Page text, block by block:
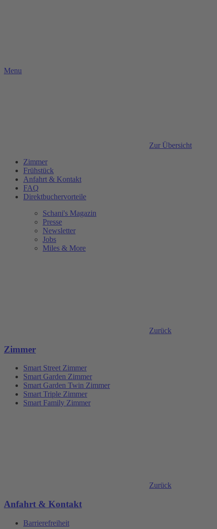
Menu
Zur Übersicht
Zimmer
Frühstück
Anfahrt & Kontakt
FAQ
Direktbuchervorteile
Schani's Magazin
Presse
Newsletter
Jobs
Miles & More
Zurück
Zimmer
Smart Street Zimmer
Smart Garden Zimmer
Smart Garden Twin Zimmer
Smart Triple Zimmer
Smart Family Zimmer
Zurück
Anfahrt & Kontakt
Barrierefreiheit